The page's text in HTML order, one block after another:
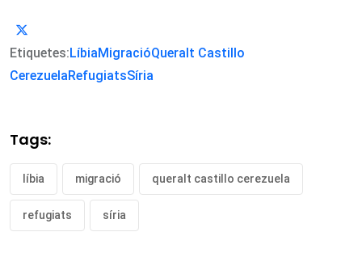
Etiquetes:LíbiaMigracióQueralt Castillo
CerezuelaRefugiatsSíria
Tags:
líbia migració queralt castillo cerezuela
refugiats síria